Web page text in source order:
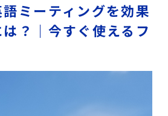
ミーティングを効果
？｜今すぐ使えるフ